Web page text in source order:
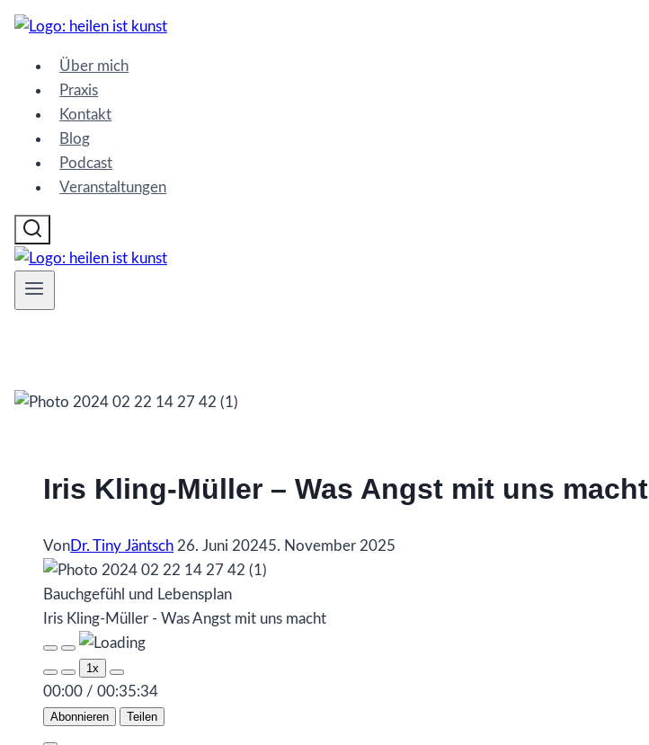
Zum
springen
Über mich
Praxis
Kontakt
Blog
Podcast
Veranstaltungen
Iris Kling-Müller – Was Angst mit uns macht
VonDr. Tiny Jäntsch 26. Juni 20245. November 2025
Bauchgefühl und Lebensplan
Iris Kling-Müller - Was Angst mit uns macht
Play
Episode
Pause
Episode
1x
00:00 / 00:35:34
Abonnieren Teilen